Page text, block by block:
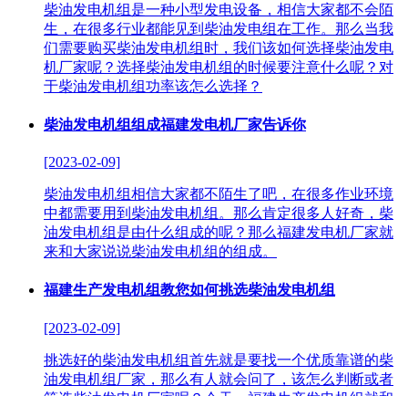
柴油发电机组是一种小型发电设备，相信大家都不会陌
生，在很多行业都能见到柴油发电组在工作。那么当我
们需要购买柴油发电机组时，我们该如何选择柴油发电
机厂家呢？选择柴油发电机组的时候要注意什么呢？对
于柴油发电机组功率该怎么选择？
柴油发电机组组成福建发电机厂家告诉你
[2023-02-09]
柴油发电机组相信大家都不陌生了吧，在很多作业环境
中都需要用到柴油发电机组。那么肯定很多人好奇，柴
油发电机组是由什么组成的呢？那么福建发电机厂家就
来和大家说说柴油发电机组的组成。
福建生产发电机组教您如何挑选柴油发电机组
[2023-02-09]
挑选好的柴油发电机组首先就是要找一个优质靠谱的柴
油发电机组厂家，那么有人就会问了，该怎么判断或者